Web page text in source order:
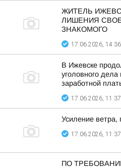
ЖИТЕЛЬ
ЛИШЕНИЯ
ЗНАКОМОГО
17.06.2026, 14:36
В Ижевске
уголовного
заработной
17.06.2026, 11:37
Усиление ветра,
17.06.2026, 11:37
ПО